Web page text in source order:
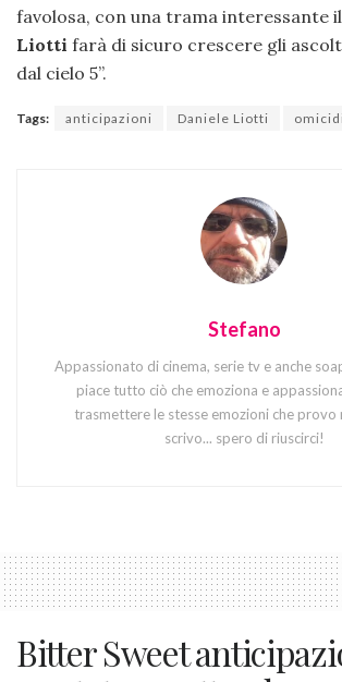
favolosa, con una trama interessante
Liotti farà di sicuro crescere gli
dal cielo 5”.
Tags: anticipazioni Daniele Liotti
Stefano
Appassionato di cinema, serie tv e anche
piace tutto ciò che emoziona e
trasmettere le stesse emozioni che provo
scrivo... spero di riuscirci!
Bitter Sweet